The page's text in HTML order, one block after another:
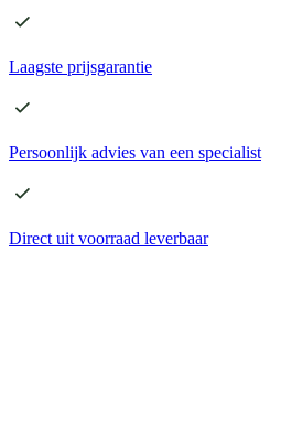
Laagste prijsgarantie
Persoonlijk advies van een specialist
Direct uit voorraad leverbaar